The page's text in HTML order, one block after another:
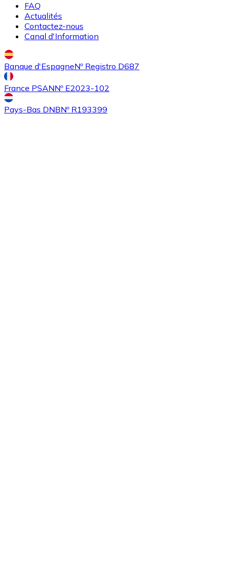
Acheter
ETC
FAQ
Actualités
Contactez-nous
Canal d'Information
Banque d'EspagneNº Registro D687
France PSANNº E2023-102
Pays-Bas DNBNº R193399